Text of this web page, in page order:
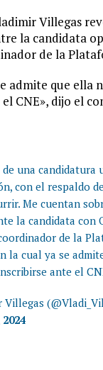
Villegas
la candidata
de la
admite que ella
CNE», dijo el
una candidatura
con el respaldo
Me cuentan
la candidata con
de la
la cual ya se
ante el